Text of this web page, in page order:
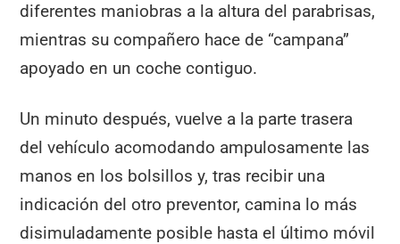
diferentes maniobras a la altura del parabrisas,
mientras su compañero hace de “campana”
apoyado en un coche contiguo.
Un minuto después, vuelve a la parte trasera
del vehículo acomodando ampulosamente las
manos en los bolsillos y, tras recibir una
indicación del otro preventor, camina lo más
disimuladamente posible hasta el último móvil